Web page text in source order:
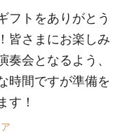
フトをありがとう
皆さまにお楽しみ
奏会となるよう、
時間ですが準備を
す！